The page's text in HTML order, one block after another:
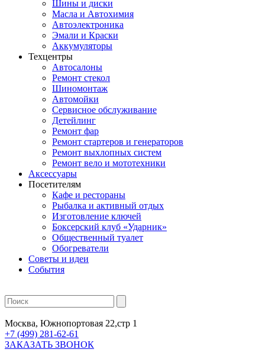
Шины и диски
Масла и Автохимия
Автоэлектроника
Эмали и Краски
Аккумуляторы
Техцентры
Автосалоны
Ремонт стекол
Шиномонтаж
Автомойки
Сервисное обслуживание
Детейлинг
Ремонт фар
Ремонт стартеров и генераторов
Ремонт выхлопных систем
Ремонт вело и мототехники
Аксессуары
Посетителям
Кафе и рестораны
Рыбалка и активный отдых
Изготовление ключей
Боксерский клуб «Ударник»
Общественный туалет
Обогреватели
Советы и идеи
События
Москва, Южнопортовая 22,стр 1
+7 (499) 281-62-61
ЗАКАЗАТЬ ЗВОНОК